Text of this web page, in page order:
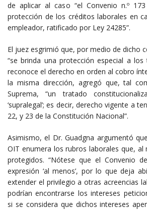
de aplicar al caso “el Convenio n.º
protección de los créditos laborales en
empleador, ratificado por Ley 24285”.
El juez esgrimió que, por medio de dicho
“se brinda una protección especial a
reconoce el derecho en orden al cobro
la misma dirección, agregó que, tal
Suprema, “un tratado
‘supralegal’; es decir, derecho vigente a
22, y 23 de la Constitución Nacional”.
Asimismo, el Dr. Guadgna argumentó
OIT enumera los rubros laborales que, al
protegidos. “Nótese que el Convenio
expresión ‘al menos’, por lo que deja
extender el privilegio a otras acreencias
podrían encontrarse los intereses
si se considera que dichos intereses